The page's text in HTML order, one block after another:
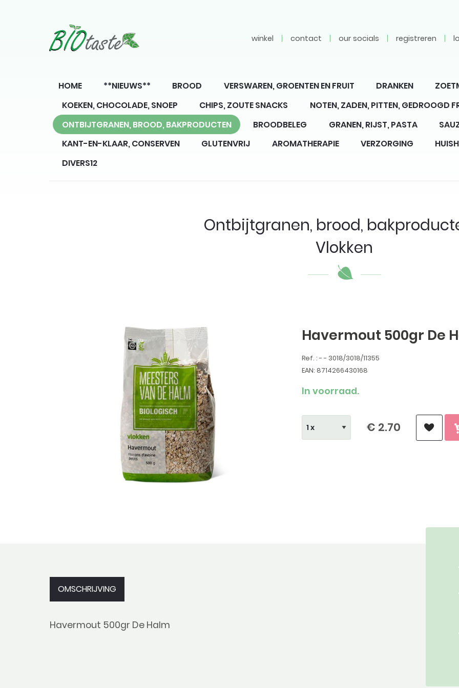
winkel contact our socials registreren
HOME **NIEUWS** BROOD VERSWAREN, GROENTEN EN FRUIT DRANKEN
KOEKEN, CHOCOLADE, SNOEP
CHIPS, ZOUTE SNACKS
NOTEN, ZADEN, PITTEN, GEDROOGD
ONTBIJTGRANEN, BROOD, BAKPRODUCTEN
BROODBELEG GRANEN, RIJST, PASTA
KANT-EN-KLAAR, CONSERVEN
GLUTENVRIJ AROMATHERAPIE VERZORGING
DIVERS12
Ontbijtgranen, brood,
Vlokken
Havermout 500gr De
Ref. : - - 3018/3018/11355
EAN: 8714266430168
In voorraad.
€ 2.70
OMSCHRIJVING
Havermout 500gr De Halm